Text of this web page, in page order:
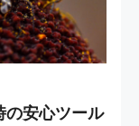
の安心ツール